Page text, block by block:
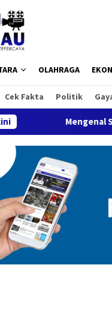
OLAHRAGA
Cek Fakta Politik
Mengenal Strawberry